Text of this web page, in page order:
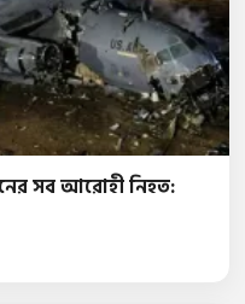
সব আরোহী নিহত: